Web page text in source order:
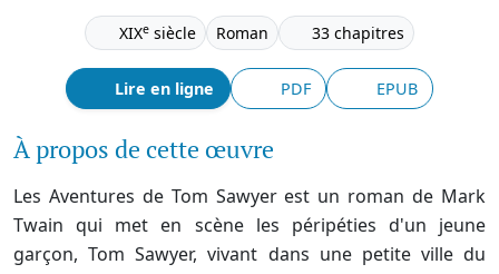
XIXesiècle Roman 33 chapitres
Lire en ligne PDF EPUB
À propos de cette œuvre
Les Aventures de Tom Sawyer est un roman de Mark
Twain qui met en scène les péripéties d'un jeune
garçon, Tom Sawyer, vivant dans une petite ville du